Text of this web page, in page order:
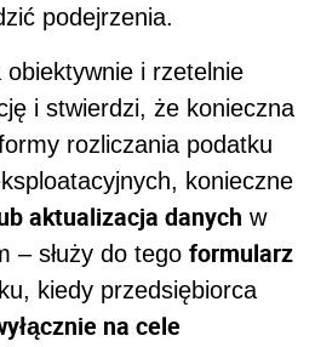
podejrzenia.
i rzetelnie
i stwierdzi, że konieczna
rozliczania podatku
konieczne
aktualizacja danych w
– służy do tego formularz
kiedy przedsiębiorca
na cele